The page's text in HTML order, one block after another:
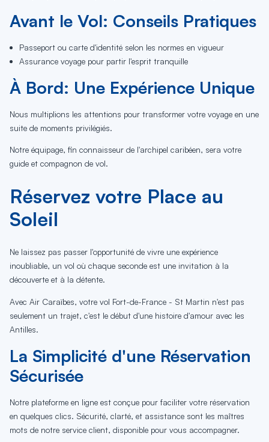
Avant le Vol: Conseils Pratiques
Passeport ou carte d'identité selon les normes en vigueur
Assurance voyage pour partir l'esprit tranquille
À Bord: Une Expérience Unique
Nous multiplions les attentions pour transformer votre voyage en une
suite de moments privilégiés.
Notre équipage, fin connaisseur de l'archipel caribéen, sera votre
guide et compagnon de vol.
Réservez votre Place au
Soleil
Ne laissez pas passer l'opportunité de vivre une expérience
inoubliable, un vol où chaque seconde est une invitation à la
découverte et à la détente.
Avec Air Caraïbes, votre vol Fort-de-France - St Martin n'est pas
seulement un trajet, c'est le début d'une histoire d'amour avec les
Antilles.
La Simplicité d'une Réservation
Sécurisée
Notre plateforme en ligne est conçue pour faciliter votre réservation
en quelques clics. Sécurité, clarté, et assistance sont les maîtres
mots de notre service client, disponible pour vous accompagner.